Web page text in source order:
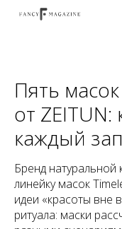
Пять
от
каждый
Бренд натуральной
линейку масок
идеи «красоты вне
ритуала: маски